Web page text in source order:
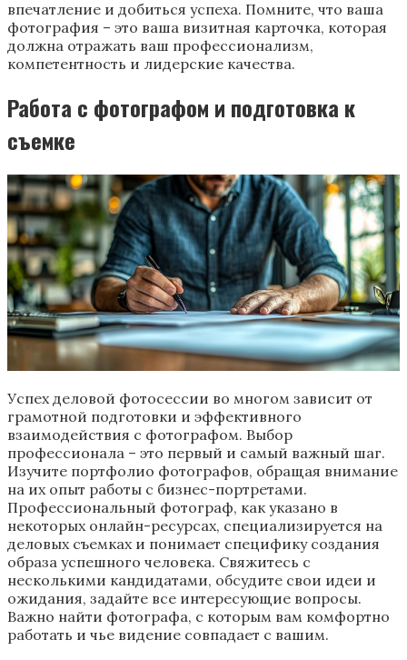
впечатление и добиться успеха. Помните, что ваша
фотография – это ваша визитная карточка, которая
должна отражать ваш профессионализм,
компетентность и лидерские качества.
Работа с фотографом и подготовка к
съемке
Успех деловой фотосессии во многом зависит от
грамотной подготовки и эффективного
взаимодействия с фотографом. Выбор
профессионала – это первый и самый важный шаг.
Изучите портфолио фотографов, обращая внимание
на их опыт работы с бизнес-портретами.
Профессиональный фотограф, как указано в
некоторых онлайн-ресурсах, специализируется на
деловых съемках и понимает специфику создания
образа успешного человека. Свяжитесь с
несколькими кандидатами, обсудите свои идеи и
ожидания, задайте все интересующие вопросы.
Важно найти фотографа, с которым вам комфортно
работать и чье видение совпадает с вашим.